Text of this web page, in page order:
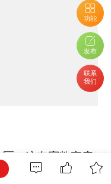
功能
发布
联系
我们
区，这套宽敞家庭
的生活空间以及便